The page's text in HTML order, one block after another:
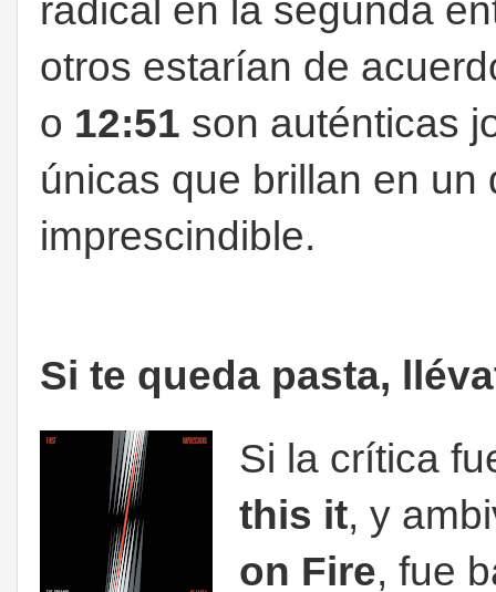
radical en la segunda
otros estarían de
o 12:51 son auténticas
únicas que brillan en
imprescindible.
Si te queda pasta,
Si la crítica
this it, y
on Fire, fue